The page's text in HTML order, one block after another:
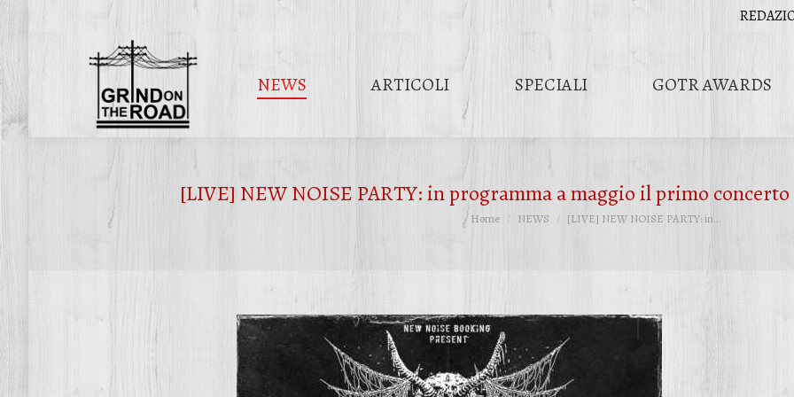
NEWS ARTICOLI SPECIALI GOTR AWARDS
[LIVE] NEW NOISE PARTY: in programma a maggio il primo
Tu sei qui:
Home NEWS [LIVE] NEW NOISE PARTY: in…